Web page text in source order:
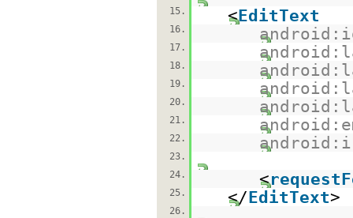
15.
<EditText
16.
17.
18.
19.
20.
21.
22.
23.
24.
<
25. </EditText>
26.